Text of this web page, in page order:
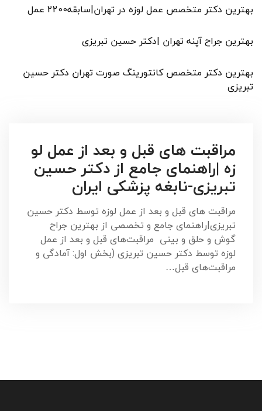
بهترین دکتر متخصص عمل لوزه در تهران|سابقه2200 عمل
بهترین جراح آپنه تهران |دکتر حسین تبریزی
بهترین دکتر متخصص کانتورینگ صورت تهران دکتر حسین
تبریزی
مراقبت های قبل و بعد از عمل لو
زه |راهنمای جامع از دکتر حسین
تبریزی-نابغه پزشکی ایران
مراقبت های قبل و بعد از عمل لوزه توسط دکتر حسین
تبریزی|راهنمای جامع و تخصصی از بهترین جراح
گوش و حلق و بینی مراقبت‌های قبل و بعد از عمل
لوزه توسط دکتر حسین تبریزی (بخش اول: آمادگی و
مراقبت‌های قبل…